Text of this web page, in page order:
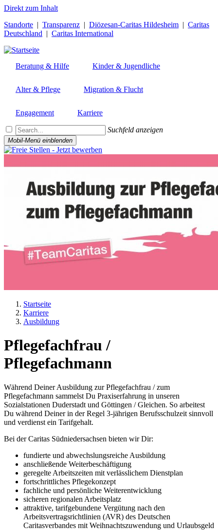
Direkt zum Inhalt
Standorte | Transparenz | Diözesan-Caritas Hildesheim | Caritas
Deutschland | Caritas International
Beratung & Hilfe Kinder & Jugendliche
Alter & Pflege Migration & Flucht
Engagement Karriere
Suchfeld anzeigen
Mobil-Menü einblenden
Pfadnavigation
Startseite
Karriere
Ausbildung
Pflegefachfrau /
Pflegefachmann
Während Deiner Ausbildung zur Pflegefachfrau / zum
Pflegefachmann sammelst Du Praxiserfahrung in unseren
Sozialstationen Duderstadt und Göttingen / Gleichen. So arbeitest
Du während Deiner in der Regel 3-jährigen Berufsschulzeit sinnvoll
und verdienst ein Tarifgehalt.
Bei der Caritas Südniedersachsen bieten wir Dir:
fundierte und abwechslungsreiche Ausbildung
anschließende Weiterbeschäftigung
geregelte Arbeitszeiten mit verlässlichem Dienstplan
fortschrittliches Pflegekonzept
fachliche und persönliche Weiterentwicklung
sicheren regionalen Arbeitsplatz
attraktive, tarifgebundene Vergütung nach den
Arbeitsvertragsrichtlinien (AVR) des Deutschen
Caritasverbandes mit Weihnachtszuwendung und Urlaubsgeld